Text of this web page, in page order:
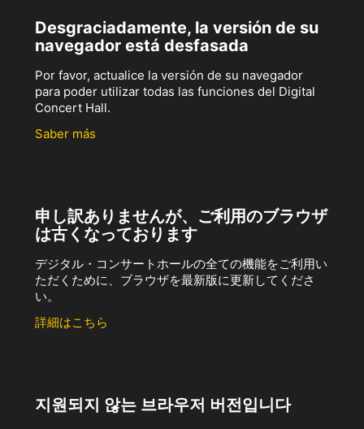
Desgraciadamente, la versión de su
navegador está desfasada
Por favor, actualice la versión de su navegador
para poder utilizar todas las funciones del Digital
Concert Hall.
Saber más
申し訳ありませんが、ご利用のブラウザ
は古くなっております
デジタル・コンサートホールの全ての機能をご利用い
ただくために、ブラウザを最新版に更新してくださ
い。
詳細はこちら
지원되지 않는 브라우저 버전입니다